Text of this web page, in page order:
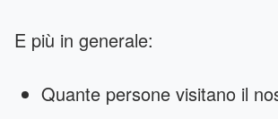
E più in generale:
Quante persone visitano il